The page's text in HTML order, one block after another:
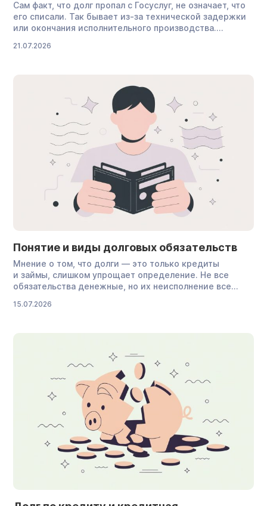
Сам факт, что долг пропал с Госуслуг, не означает, что
его списали. Так бывает из-за технической задержки
или окончания исполнительного производства.
прежнему может требовать деньги. Долги сгорают
и что с этим делать. Исчез долг на Госуслугах — что
это значит Это значит одно из двух: […]
21.07.2026
Понятие и виды долговых обязательств
Мнение о том, что долги — это только кредиты
и займы, слишком упрощает определение. Не все
обязательства денежные, но их неисполнение все
разберем, что такое долговые обязательства
могут быть опасны и как ими управлять. Что такое
это необходимость рассчитаться за полученные
деньги, товары или услуги в установленный срок […]
15.07.2026